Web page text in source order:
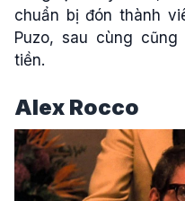
chuẩn bị đón thành
Puzo, sau cùng
tiền.
Alex Rocco